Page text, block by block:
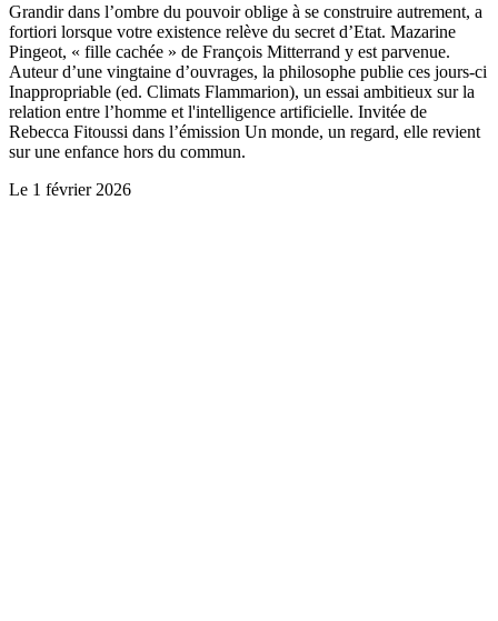
Grandir dans l’ombre du pouvoir oblige à se construire autrement, a
fortiori lorsque votre existence relève du secret d’Etat. Mazarine
Pingeot, « fille cachée » de François Mitterrand y est parvenue.
Auteur d’une vingtaine d’ouvrages, la philosophe publie ces jours-ci
Inappropriable (ed. Climats Flammarion), un essai ambitieux sur la
relation entre l’homme et l'intelligence artificielle. Invitée de
Rebecca Fitoussi dans l’émission Un monde, un regard, elle revient
sur une enfance hors du commun.
Le 1 février 2026